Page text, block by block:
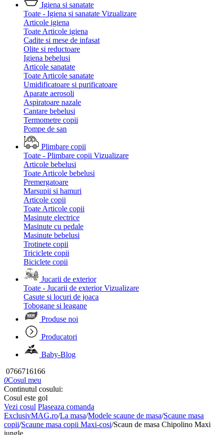
Igiena si sanatate
Toate - Igiena si sanatate Vizualizare
Articole igiena
Toate Articole igiena
Cadite si mese de infasat
Olite si reductoare
Igiena bebelusi
Articole sanatate
Toate Articole sanatate
Umidificatoare si purificatoare
Aparate aerosoli
Aspiratoare nazale
Cantare bebelusi
Termometre copii
Pompe de san
Plimbare copii
Toate - Plimbare copii Vizualizare
Articole bebelusi
Toate Articole bebelusi
Premergatoare
Marsupii si hamuri
Articole copii
Toate Articole copii
Masinute electrice
Masinute cu pedale
Masinute bebelusi
Trotinete copii
Triciclete copii
Biciclete copii
Jucarii de exterior
Toate - Jucarii de exterior Vizualizare
Casute si locuri de joaca
Tobogane si leagane
Produse noi
Producatori
Baby-Blog
0766716166
0Cosul meu
Continutul cosului:
Cosul este gol
Vezi cosul Plaseaza comanda
ExclusivMAG.ro/La masa/Modele scaune de masa/Scaune masa
copii/Scaune masa copii Maxi-cosi/Scaun de masa Chipolino Maxi
jungle